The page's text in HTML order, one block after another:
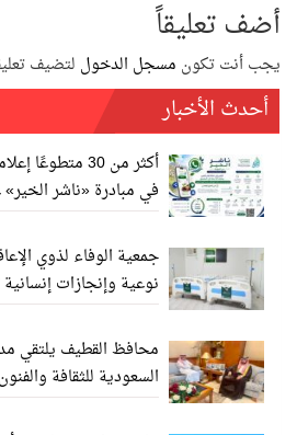
أضف تعليقاً
يجب أنت تكون مسجل الدخول لتضيف
أحدث الأخبار
أكثر من 30
في مبادرة «ناشر
جمعية الوفاء لذوي
نوعية وإنجازات
محافظ القطيف يلتقي
السعودية للثقافة